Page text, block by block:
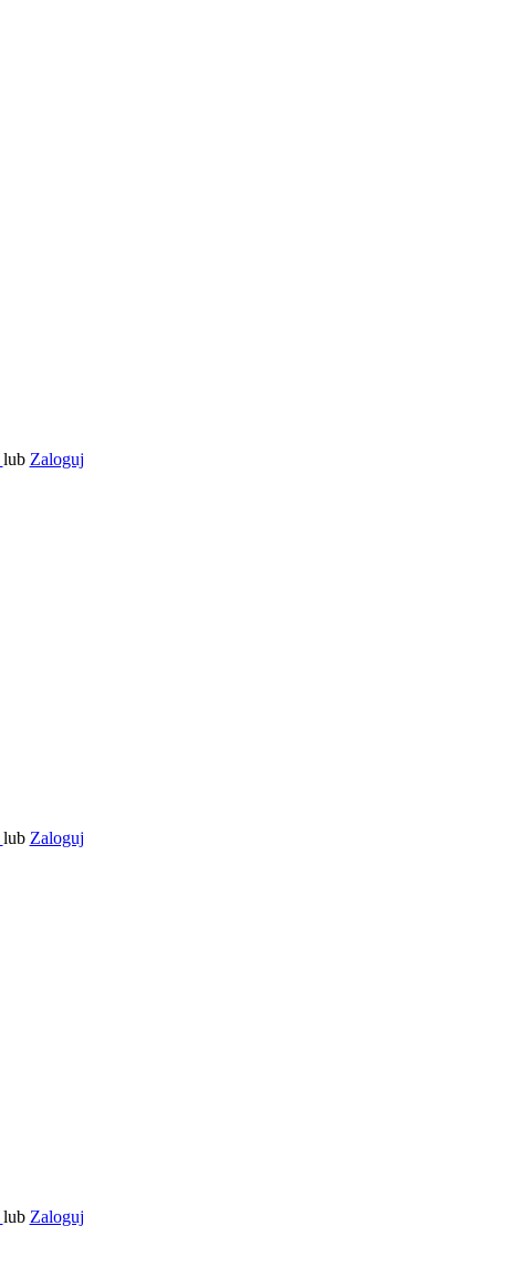
lub Zaloguj
lub Zaloguj
lub Zaloguj